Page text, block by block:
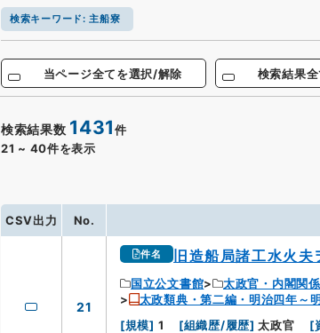
検索キーワード:主船寮
当ページ全てを選択/解除 検索結果
検索結果数 1431件
21 ~ 40件を表示
CSV出力 No.
21
件名 旧造船局諸工水火夫
国立公文書館 太政官・内閣関係
太政類典・第二編・明治四年～
[規模] 1 [組織歴/履歴] 太政官 [